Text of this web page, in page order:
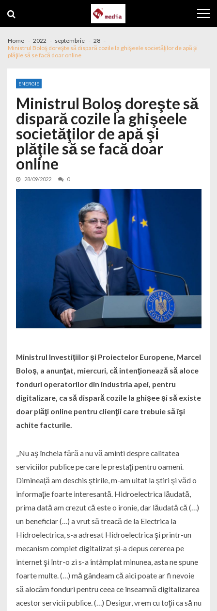
Home 2022 septembrie
28
Ministrul Boloş doreşte să dispară cozile la ghişeele societăţilor de apă şi
plăţile să se facă doar online
ENERGIE
Ministrul Boloş doreşte să
dispară cozile la ghişeele
societăţilor de apă şi
plăţile să se facă doar
online
28/09/2022 0
Ministrul Investiţiilor şi Proiectelor Europene, Marcel
Boloş, a anunţat, miercuri, că intenţionează să aloce
fonduri operatorilor din industria apei, pentru
digitalizare, ca să dispară cozile la ghişee şi să existe
doar plăţi online pentru clienţii care trebuie să îşi
achite facturile.
„Nu aş încheia fără a nu vă aminti despre calitatea
serviciilor publice pe care le prestaţi pentru oameni.
Dimineaţă am deschis ştirile, m-am uitat la ştiri şi văd o
informaţie foarte interesantă. Hidroelectrica lăudată,
prima dată am crezut că este o ironie, dar lăudată că (…)
un beneficiar (…) a vrut să treacă de la Electrica la
Hidroelectrica, s-a adresat Hidroelectrica şi printr-un
mecanism complet digitalizat şi-a depus cererea pe
internet şi într-o zi s-a întâmplat minunea, asta ne spune
foarte multe. (…) mă gândeam că aici poate ar fi nevoie
să alocăm fonduri pentru ceea ce înseamnă digitalizarea
acestor servicii publice. (…) Desigur, vrem cu toţii ca să nu